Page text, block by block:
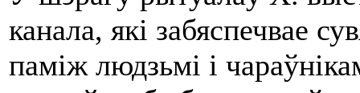
канала, якi забяспечвае
памiж людзьмi i